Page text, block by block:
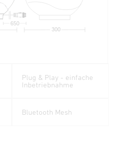
300
650
Plug & Play - einfache
Inbetriebnahme
Bluetooth Mesh